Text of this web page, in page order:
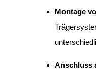
Montage
Anschluss